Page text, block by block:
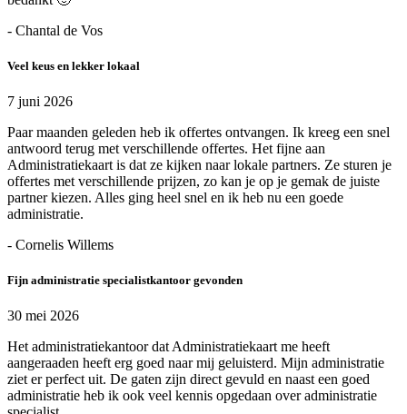
- Chantal de Vos
Veel keus en lekker lokaal
7 juni 2026
Paar maanden geleden heb ik offertes ontvangen. Ik kreeg een snel
antwoord terug met verschillende offertes. Het fijne aan
Administratiekaart is dat ze kijken naar lokale partners. Ze sturen je
offertes met verschillende prijzen, zo kan je op je gemak de juiste
partner kiezen. Alles ging heel snel en ik heb nu een goede
administratie.
- Cornelis Willems
Fijn administratie specialistkantoor gevonden
30 mei 2026
Het administratiekantoor dat Administratiekaart me heeft
aangeraaden heeft erg goed naar mij geluisterd. Mijn administratie
ziet er perfect uit. De gaten zijn direct gevuld en naast een goed
administratie heb ik ook veel kennis opgedaan over administratie